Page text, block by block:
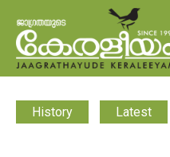
History Latest